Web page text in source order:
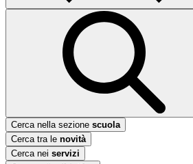
Cerca nella sezione scuola
Cerca tra le novità
Cerca nei servizi